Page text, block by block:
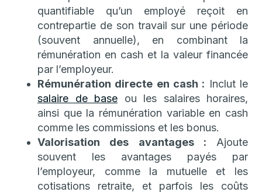
quantifiable qu’un employé reçoit en
contrepartie de son travail sur une période
(souvent annuelle), en combinant la
rémunération en cash et la valeur financée
par l’employeur.
Rémunération directe en cash : Inclut le
salaire de base ou les salaires horaires,
ainsi que la rémunération variable en cash
comme les commissions et les bonus.
Valorisation des avantages : Ajoute
souvent les avantages payés par
l’employeur, comme la mutuelle et les
cotisations retraite, et parfois les coûts